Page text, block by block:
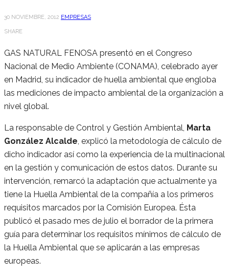
30 NOVIEMBRE, 2012 EMPRESAS
SHARE
GAS NATURAL FENOSA presentó en el Congreso
Nacional de Medio Ambiente (CONAMA), celebrado ayer
en Madrid, su indicador de huella ambiental que engloba
las mediciones de impacto ambiental de la organización a
nivel global.
La responsable de Control y Gestión Ambiental, Marta
González Alcalde, explicó la metodología de cálculo de
dicho indicador así como la experiencia de la multinacional
en la gestión y comunicación de estos datos. Durante su
intervención, remarcó la adaptación que actualmente ya
tiene la Huella Ambiental de la compañía a los primeros
requisitos marcados por la Comisión Europea. Ésta
publicó el pasado mes de julio el borrador de la primera
guía para determinar los requisitos mínimos de cálculo de
la Huella Ambiental que se aplicarán a las empresas
europeas.